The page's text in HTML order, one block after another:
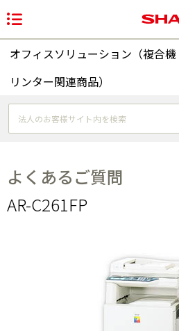
オフィスソリューション（複合
リンター関連商品）
よくあるご質問
AR-C261FP